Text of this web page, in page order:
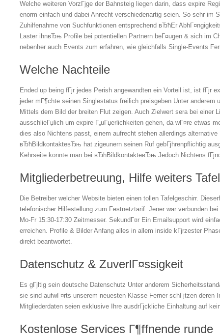
Welche weiteren VorzГјge der Bahnsteig liegen darin, dass expire
enorm einfach und dabei Anrecht verschiedenartig seien. So sehr im
Zuhilfenahme von Suchfunktionen entsprechend вЂћEr
Laster ihnвЂњ Profile bei potentiellen Partnern beГ¤ugen & sich im
nebenher auch Events zum erfahren, wie gleichfalls Single-Events
Welche Nachteile
Ended up being fГјr jedes Perish angewandten ein Vorteil ist, ist fГјr
jeder mГ¶chte seinen Singlestatus freilich preisgeben Unter anderem
Mittels dem Bild der breiten Flut zeigen. Auch Zielwert sera bei einer
ausschlieГџlich um expire Г„uГџerlichkeiten gehen, da wГ¤re etwas
dies also Nichtens passt, einem aufrecht stehen allerdings alternative
вЂћBildkontakteвЂњ hat zigeunern seinen Ruf gebГјhrenpflichtig
Kehrseite konnte man bei вЂћBildkontakteвЂњ Jedoch Nichtens
Mitgliederbetreuung, Hilfe weiters
Die Betreiber welcher Website bieten einen tollen Tafelgeschirr.
telefonischer Hilfestellung zum Festnetztarif. Jener war verbunden
Mo-Fr 15:30-17:30 Zeitmesser. SekundГ¤r Ein Emailsupport wird
erreichen. Profile & Bilder Anfang alles in allem inside kГјrzester
direkt beantwortet.
Datenschutz & ZuverlГ¤ssigkeit
Es gГјltig sein deutsche Datenschutz Unter anderem
sie sind aufwГ¤rts unserem neuesten Klasse Ferner schГјtzen deren
Mitgliederdaten seien exklusive Ihre ausdrГјckliche Einhaltung auf
Kostenlose Services Г¶ffnende runde